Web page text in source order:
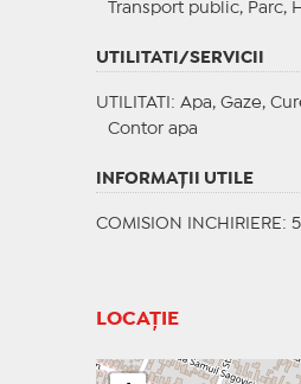
Transport public, Parc,
UTILITATI/SERVICII
UTILITATI : Apa, Gaze,
Contor apa
INFORMAŢII UTILE
COMISION INCHIRIERE:
LOCAȚIE